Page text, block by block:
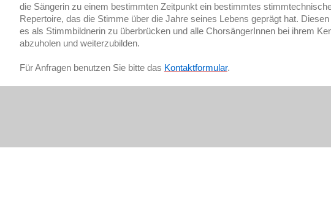
die Sängerin zu einem bestimmten Zeitpunkt ein bestimmtes
Repertoire, das die Stimme über die Jahre seines Lebens geprägt hat.
es als Stimmbildnerin zu überbrücken und alle ChorsängerInnen bei ihrem
abzuholen und weiterzubilden.
Für Anfragen benutzen Sie bitte das Kontaktformular.